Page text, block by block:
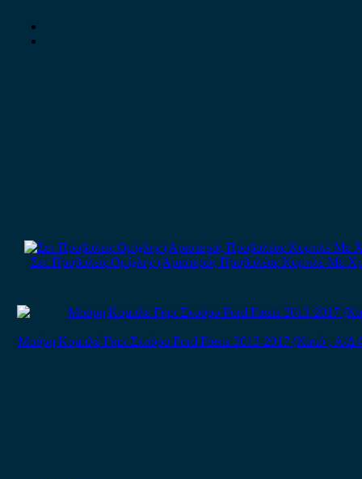
Σετ Προβολείς Ομίχλης (Αριστερός Προβολέας Κομπλέ Με
Μούρη Κομπλέ Γκρι Σκούρο Ford Fiesta 2013-2017 (Καπό , Α/Δ